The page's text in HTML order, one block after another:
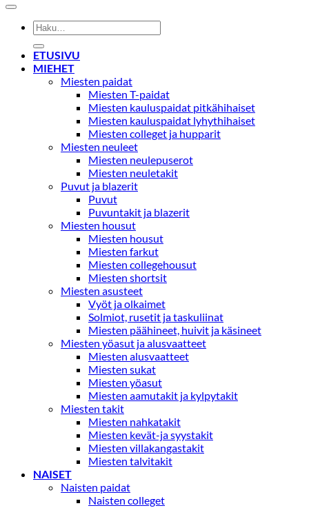
Etsi:
ETUSIVU
MIEHET
Miesten paidat
Miesten T-paidat
Miesten kauluspaidat pitkähihaiset
Miesten kauluspaidat lyhythihaiset
Miesten colleget ja hupparit
Miesten neuleet
Miesten neulepuserot
Miesten neuletakit
Puvut ja blazerit
Puvut
Puvuntakit ja blazerit
Miesten housut
Miesten housut
Miesten farkut
Miesten collegehousut
Miesten shortsit
Miesten asusteet
Vyöt ja olkaimet
Solmiot, rusetit ja taskuliinat
Miesten päähineet, huivit ja käsineet
Miesten yöasut ja alusvaatteet
Miesten alusvaatteet
Miesten sukat
Miesten yöasut
Miesten aamutakit ja kylpytakit
Miesten takit
Miesten nahkatakit
Miesten kevät-ja syystakit
Miesten villakangastakit
Miesten talvitakit
NAISET
Naisten paidat
Naisten colleget